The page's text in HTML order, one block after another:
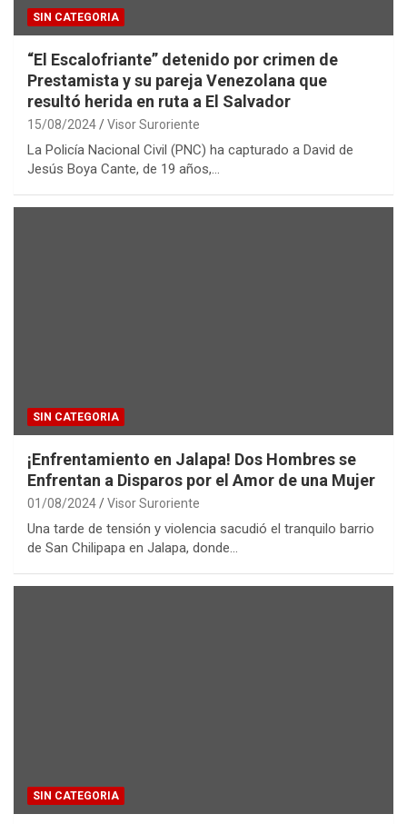
SIN CATEGORIA
“El Escalofriante” detenido por crimen de
Prestamista y su pareja Venezolana que
resultó herida en ruta a El Salvador
15/08/2024 Visor Suroriente
La Policía Nacional Civil (PNC) ha capturado a David de
Jesús Boya Cante, de 19 años,…
SIN CATEGORIA
¡Enfrentamiento en Jalapa! Dos Hombres se
Enfrentan a Disparos por el Amor de una Mujer
01/08/2024 Visor Suroriente
Una tarde de tensión y violencia sacudió el tranquilo barrio
de San Chilipapa en Jalapa, donde…
SIN CATEGORIA